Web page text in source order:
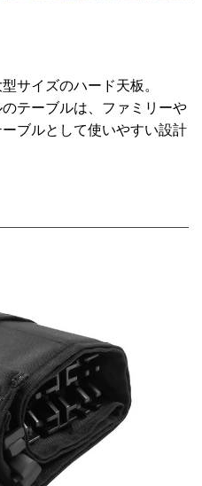
サイズのハード天板。
テーブルは、ファミリーや
ブルとして使いやすい設計